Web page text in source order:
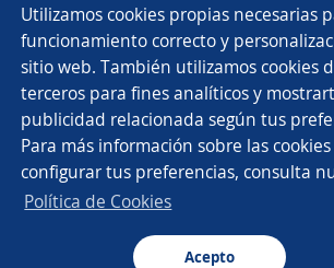
Utilizamos cookies propias necesarias
funcionamiento correcto y
sitio web. También utilizamos cookies
terceros para fines analíticos y
publicidad relacionada según tus
Para más información sobre las
configurar tus preferencias, consulta
Política de Cookies
Acepto
Anterior
Nuevas ofertas de empleo
Empleos similares
Buscar es más fácil en la
CT App